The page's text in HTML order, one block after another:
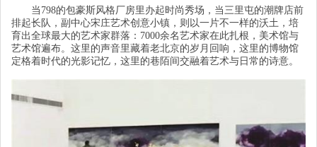
当 798的包豪斯风格厂房里办起时尚秀场，当三里屯的潮牌店前
排起长队，副中心宋庄艺术创意小镇，则以一片不一样的沃土，培
育出全球最大的艺术家群落：7000余名艺术家在此扎根，美术馆与
艺术馆遍布。这里的声音里藏着老北京的岁月回响，这里的博物馆
定格着时代的光影记忆，这里的巷陌间交融着艺术与日常的诗意。